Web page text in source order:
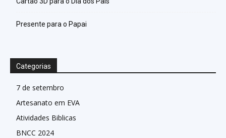
Presente para o Papai
Categorias
7 de setembro
Artesanato em EVA
Atividades Biblicas
BNCC 2024